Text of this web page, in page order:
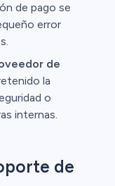
de pago se
error
de
la
o
internas.
de